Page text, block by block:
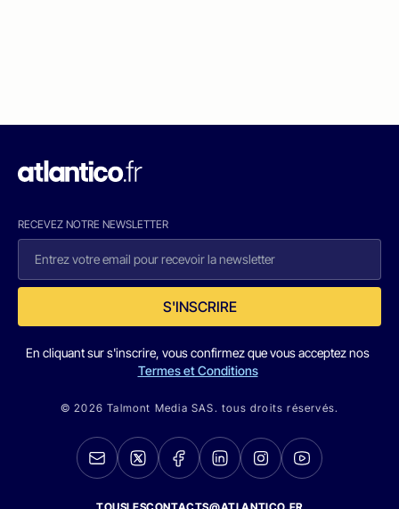
RECEVEZ NOTRE NEWSLETTER
S'INSCRIRE
En cliquant sur s'inscrire, vous confirmez que vous acceptez nos
Termes et Conditions
© 2026 Talmont Media SAS. tous droits réservés.